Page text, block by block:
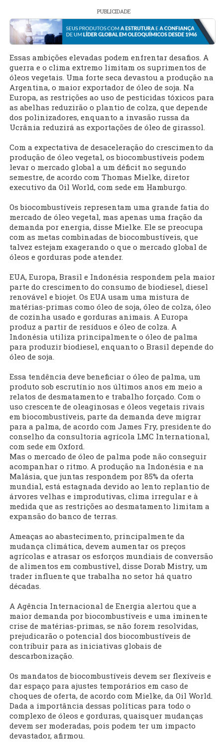
PUBLICIDADE
Essas ambições elevadas podem enfrentar desafios. A
guerra e o clima extremo limitam os suprimentos de
óleos vegetais. Uma forte seca devastou a produção na
Argentina, o maior exportador de óleo de soja. Na
Europa, as restrições ao uso de pesticidas tóxicos para
as abelhas reduzirão o plantio de colza, que depende
dos polinizadores, enquanto a invasão russa da
Ucrânia reduzirá as exportações de óleo de girassol.
Com a expectativa de desaceleração do crescimento da
produção de óleo vegetal, os biocombustíveis podem
levar o mercado global a um déficit no segundo
semestre, de acordo com Thomas Mielke, diretor
executivo da Oil World, com sede em Hamburgo.
Os biocombustíveis representam uma grande fatia do
mercado de óleo vegetal, mas apenas uma fração da
demanda por energia, disse Mielke. Ele se preocupa
com as metas combinadas de biocombustíveis, que
talvez estejam exagerando o que o mercado global de
óleos e gorduras pode atender.
EUA, Europa, Brasil e Indonésia respondem pela maior
parte do crescimento do consumo de biodiesel, diesel
renovável e biojet. Os EUA usam uma mistura de
matérias-primas como óleo de soja, óleo de colza, óleo
de cozinha usado e gorduras animais. A Europa
produz a partir de resíduos e óleo de colza. A
Indonésia utiliza principalmente o óleo de palma
para produzir biodiesel, enquanto o Brasil depende do
óleo de soja.
Essa tendência deve beneficiar o óleo de palma, um
produto sob escrutínio nos últimos anos em meio a
relatos de desmatamento e trabalho forçado. Com o
uso crescente de oleaginosas e óleos vegetais rivais
em biocombustíveis, parte da demanda deve migrar
para a palma, de acordo com James Fry, presidente do
conselho da consultoria agrícola LMC International,
com sede em Oxford.
Mas o mercado de óleo de palma pode não conseguir
acompanhar o ritmo. A produção na Indonésia e na
Malásia, que juntas respondem por 85% da oferta
mundial, está estagnada devido ao lento replantio de
árvores velhas e improdutivas, clima irregular e à
medida que as restrições ao desmatamento limitam a
expansão do banco de terras.
Ameaças ao abastecimento, principalmente da
mudança climática, devem aumentar os preços
agrícolas e atrasar os esforços mundiais de conversão
de alimentos em combustível, disse Dorab Mistry, um
trader influente que trabalha no setor há quatro
décadas.
A Agência Internacional de Energia alertou que a
maior demanda por biocombustíveis e uma iminente
crise de matérias-primas, se não forem resolvidas,
prejudicarão o potencial dos biocombustíveis de
contribuir para as iniciativas globais de
descarbonização.
Os mandatos de biocombustíveis devem ser flexíveis e
dar espaço para ajustes temporários em caso de
choques de oferta, de acordo com Mielke, da Oil World.
Dada a importância dessas políticas para todo o
complexo de óleos e gorduras, quaisquer mudanças
devem ser moderadas, pois podem ter um impacto
devastador, afirmou.